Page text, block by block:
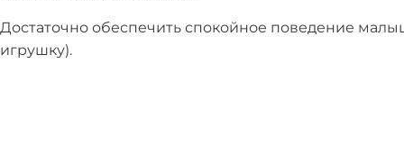
Достаточно обеспечить спокойное поведение
игрушку).